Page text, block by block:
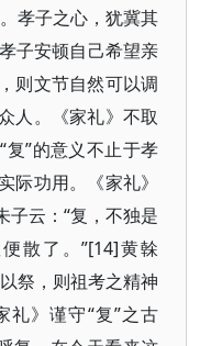
孝子之心，犹冀其
子安顿自己希望亲
则文节自然可以调
人。《家礼》不取
复”的意义不止于孝
际功用。《家礼》
子云：“复，不独是
散了。”[14]黄榦
祭，则祖考之精神
礼》谨守“复”之古